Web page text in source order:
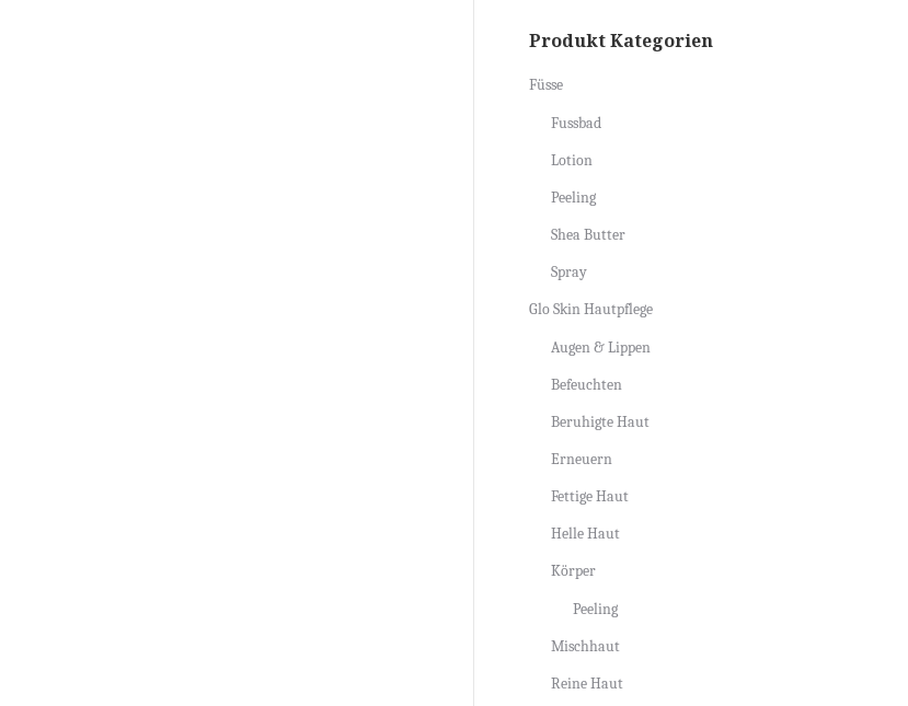
Produkt Kategorien
Füsse
Fussbad
Lotion
Peeling
Shea Butter
Spray
Glo Skin Hautpflege
Augen & Lippen
Befeuchten
Beruhigte Haut
Erneuern
Fettige Haut
Helle Haut
Körper
Peeling
Mischhaut
Reine Haut